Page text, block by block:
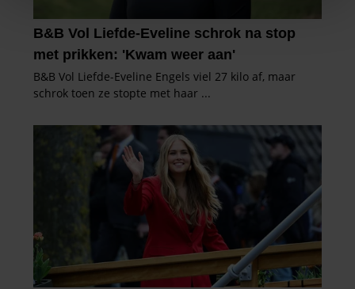
personaliseren, om functies voor social media te bieden
en om ons websiteverkeer te analyseren. Ook delen we
informatie over uw gebruik van onze site met onze
partners voor social media, adverteren en analyse. Deze
informatie die u aan ze heeft verstrekt of die ze hebben
verzameld op basis van uw gebruik van hun services. U
gaat akkoord met onze cookies als u onze website blijft